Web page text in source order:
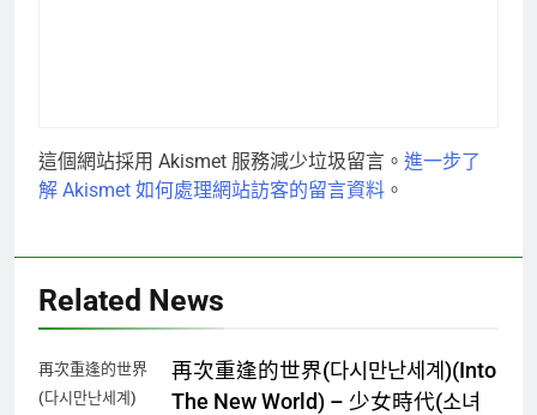
這個網站採用 Akismet 服務減少垃圾留言。 進一步了
解 Akismet 如何處理網站訪客的留言資料 。
Related News
再次重逢的世界
(다시만난세계)
再次重逢的世界(다시만난세계)(Into
The New World) – 少女時代(소녀